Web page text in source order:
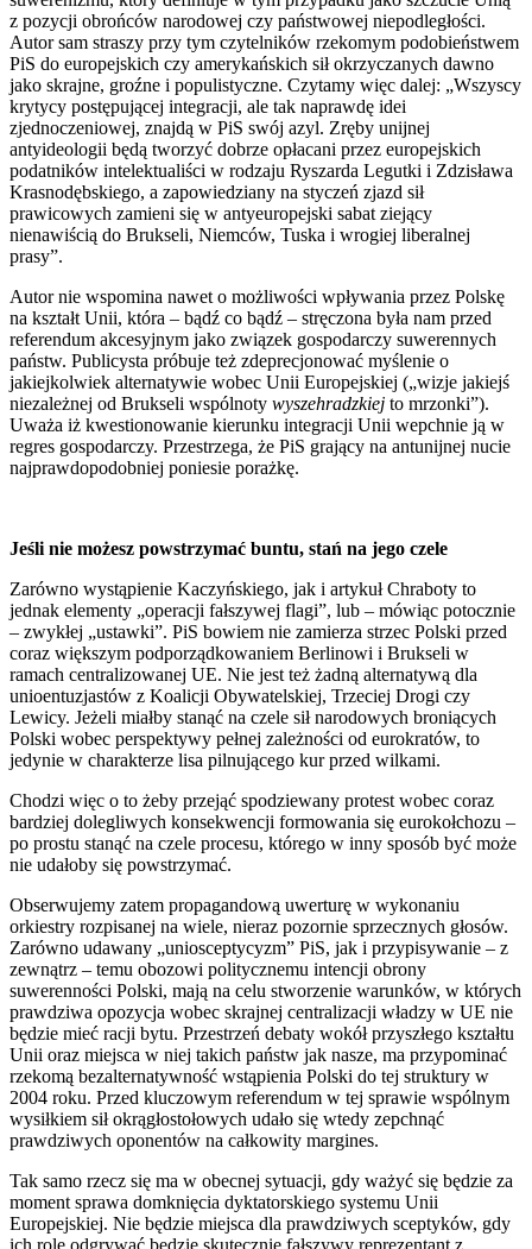
z pozycji obrońców narodowej czy państwowej niepodległości.
Autor sam straszy przy tym czytelników rzekomym podobieństwem
PiS do europejskich czy amerykańskich sił okrzyczanych dawno
jako skrajne, groźne i populistyczne. Czytamy więc dalej: „Wszyscy
krytycy postępującej integracji, ale tak naprawdę idei
zjednoczeniowej, znajdą w PiS swój azyl. Zręby unijnej
antyideologii będą tworzyć dobrze opłacani przez europejskich
podatników intelektualiści w rodzaju Ryszarda Legutki i Zdzisława
Krasnodębskiego, a zapowiedziany na styczeń zjazd sił
prawicowych zamieni się w antyeuropejski sabat ziejący
nienawiścią do Brukseli, Niemców, Tuska i wrogiej liberalnej
prasy”.
Autor nie wspomina nawet o możliwości wpływania przez Polskę
na kształt Unii, która – bądź co bądź – stręczona była nam przed
referendum akcesyjnym jako związek gospodarczy suwerennych
państw. Publicysta próbuje też zdeprecjonować myślenie o
jakiejkolwiek alternatywie wobec Unii Europejskiej („wizje jakiejś
niezależnej od Brukseli wspólnoty wyszehradzkiej to mrzonki”).
Uważa iż kwestionowanie kierunku integracji Unii wepchnie ją w
regres gospodarczy. Przestrzega, że PiS grający na antunijnej nucie
najprawdopodobniej poniesie porażkę.
Jeśli nie możesz powstrzymać buntu, stań na jego czele
Zarówno wystąpienie Kaczyńskiego, jak i artykuł Chraboty to
jednak elementy „operacji fałszywej flagi”, lub – mówiąc potocznie
– zwykłej „ustawki”. PiS bowiem nie zamierza strzec Polski przed
coraz większym podporządkowaniem Berlinowi i Brukseli w
ramach centralizowanej UE. Nie jest też żadną alternatywą dla
unioentuzjastów z Koalicji Obywatelskiej, Trzeciej Drogi czy
Lewicy. Jeżeli miałby stanąć na czele sił narodowych broniących
Polski wobec perspektywy pełnej zależności od eurokratów, to
jedynie w charakterze lisa pilnującego kur przed wilkami.
Chodzi więc o to żeby przejąć spodziewany protest wobec coraz
bardziej dolegliwych konsekwencji formowania się eurokołchozu –
po prostu stanąć na czele procesu, którego w inny sposób być może
nie udałoby się powstrzymać.
Obserwujemy zatem propagandową uwerturę w wykonaniu
orkiestry rozpisanej na wiele, nieraz pozornie sprzecznych głosów.
Zarówno udawany „uniosceptycyzm” PiS, jak i przypisywanie – z
zewnątrz – temu obozowi politycznemu intencji obrony
suwerenności Polski, mają na celu stworzenie warunków, w których
prawdziwa opozycja wobec skrajnej centralizacji władzy w UE nie
będzie mieć racji bytu. Przestrzeń debaty wokół przyszłego kształtu
Unii oraz miejsca w niej takich państw jak nasze, ma przypominać
rzekomą bezalternatywność wstąpienia Polski do tej struktury w
2004 roku. Przed kluczowym referendum w tej sprawie wspólnym
wysiłkiem sił okrągłostołowych udało się wtedy zepchnąć
prawdziwych oponentów na całkowity margines.
Tak samo rzecz się ma w obecnej sytuacji, gdy ważyć się będzie za
moment sprawa domknięcia dyktatorskiego systemu Unii
Europejskiej. Nie będzie miejsca dla prawdziwych sceptyków, gdy
ich rolę odgrywać będzie skutecznie fałszywy reprezentant z